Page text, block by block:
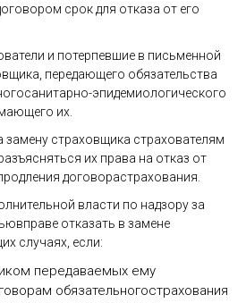
срок для отказа от его
и потерпевшие в письменной
передающего обязательства
эпидемиологического
их.
замену страховщика страхователям
их права на отказ от
договорастрахования.
власти по надзору за
отказать в замене
случаях, если:
передаваемых ему
обязательногострахования